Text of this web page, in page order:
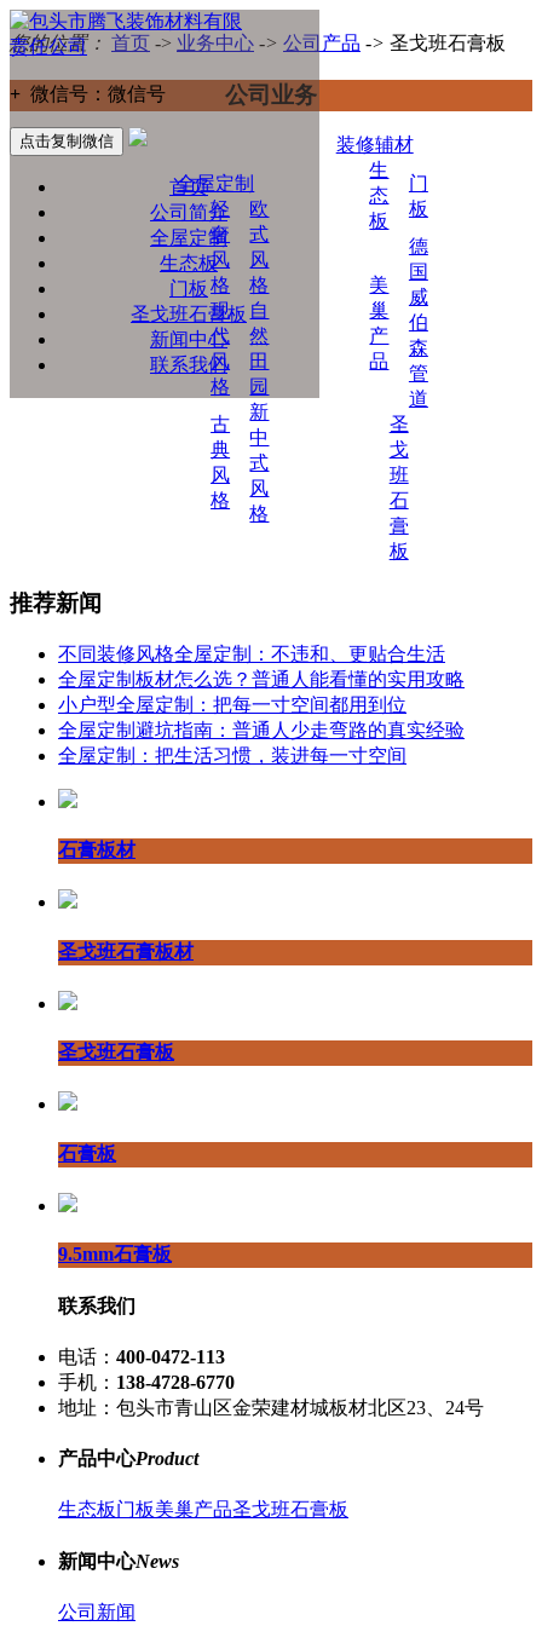
+ 微信号： 微信号
点击复制微信
首页
公司简介
全屋定制
生态板
门板
圣戈班石膏板
新闻中心
联系我们
您的位置： 首页 -> 业务中心 -> 公司产品 -> 圣戈班石膏板
公司业务
全屋定制
轻
奢
风
格
欧
式
风
格
现
代
风
格
自
然
田
园
古
典
风
格
新
中
式
风
格
装修辅材
生
态
板
门
板
美
巢
产
品
德
国
威
伯
森
管
道
圣
戈
班
石
膏
板
推荐新闻
不同装修风格全屋定制：不违和、更贴合生活
全屋定制板材怎么选？普通人能看懂的实用攻略
小户型全屋定制：把每一寸空间都用到位
全屋定制避坑指南：普通人少走弯路的真实经验
全屋定制：把生活习惯，装进每一寸空间
石膏板材
圣戈班石膏板材
圣戈班石膏板
石膏板
9.5mm石膏板
联系我们
电话： 400-0472-113
手机： 138-4728-6770
地址：包头市青山区金荣建材城板材北区23、24号
产品中心Product
生态板门板美巢产品圣戈班石膏板
新闻中心News
公司新闻